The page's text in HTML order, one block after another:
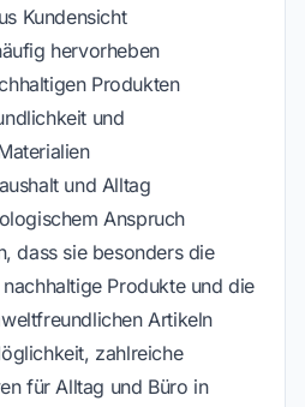
Kundensicht
hervorheben
Produkten
und
und Alltag
Anspruch
dass sie besonders die
Produkte und die
Artikeln
zahlreiche
für Alltag und Büro in